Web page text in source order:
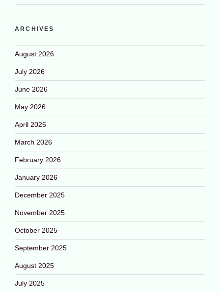
ARCHIVES
August 2026
July 2026
June 2026
May 2026
April 2026
March 2026
February 2026
January 2026
December 2025
November 2025
October 2025
September 2025
August 2025
July 2025